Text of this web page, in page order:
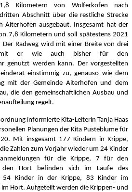
Kilometern von Wolferkofen nach
Abschnitt über die restliche Strecke
Aiterhofen ausgebaut. Insgesamt hat der
7,8 Kilometern und soll spätestens 2021
Radweg wird mit einer Breite von drei
er wie auch bisher für den
genutzt werden kann. Der vorgestellten
einstimmig zu, genauso wie dem
mit der Gemeinde Aiterhofen und dem
die den gemeinschaftlichen Ausbau und
regelt.
informierte Kita-Leiterin Tanja Haas
Planungen der Kita Pusteblume für
Mit insgesamt 177 Kindern in Krippe,
Zahlen zum Vorjahr wieder um 24 Kinder
für die Krippe, 7 für den
Hort befinden sich im Laufe des
54 Kinder in der Krippe, 83 Kinder im
Hort. Aufgeteilt werden die Krippen- und